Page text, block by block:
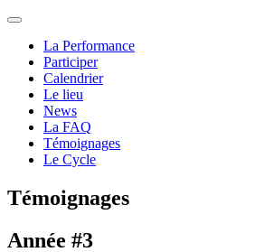
La Performance
Participer
Calendrier
Le lieu
News
La FAQ
Témoignages
Le Cycle
Témoignages
Année #3